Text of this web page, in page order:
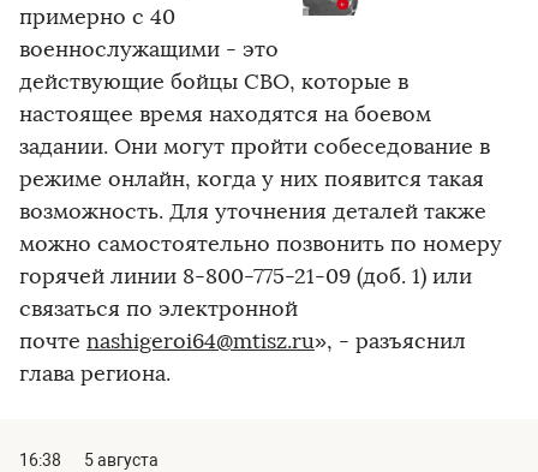
примерно с 40
военнослужащими - это
действующие бойцы СВО, которые в
настоящее время находятся на боевом
задании. Они могут пройти собеседование в
режиме онлайн, когда у них появится такая
возможность. Для уточнения деталей также
можно самостоятельно позвонить по номеру
горячей линии 8-800-775-21-09 (доб. 1) или
связаться по электронной
почте nashigeroi64@mtisz.ru», - разъяснил
глава региона.
16:38
5 августа